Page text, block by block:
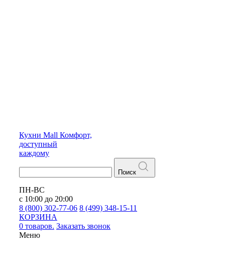
Кухни Mall Комфорт,
доступный
каждому
Поиск
ПН-ВС
с 10:00 до 20:00
8 (800) 302-77-06 8 (499) 348-15-11
КОРЗИНА
0 товаров. Заказать звонок
Меню